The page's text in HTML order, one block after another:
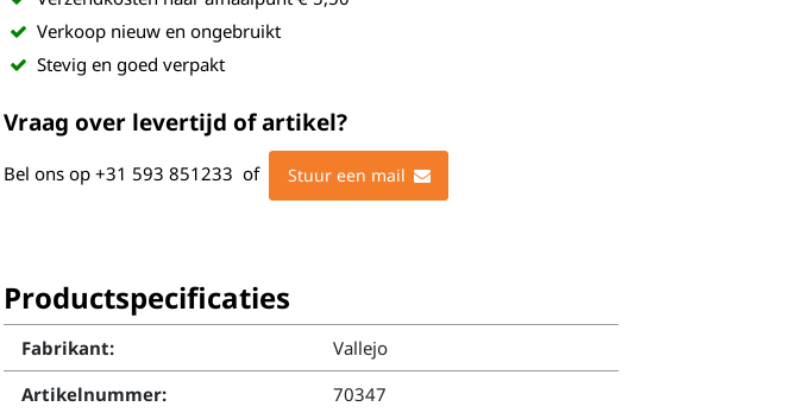
Verkoop nieuw en ongebruikt
Stevig en goed verpakt
Vraag over levertijd of artikel?
Bel ons op +31 593 851233 of Stuur een mail
Productspecificaties
Fabrikant:
Vallejo
Artikelnummer:
70347